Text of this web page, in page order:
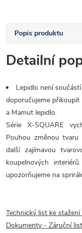
Popis produktu
Detailní
Lepidlo není
doporučujeme přikoupit
a Mamut lepidlo.
Série X-SQUARE
Pouhou změnou
další zajímavou
koupelnových
upozorňujeme na
Technický list ke stažení
Dokumenty - Záruční list